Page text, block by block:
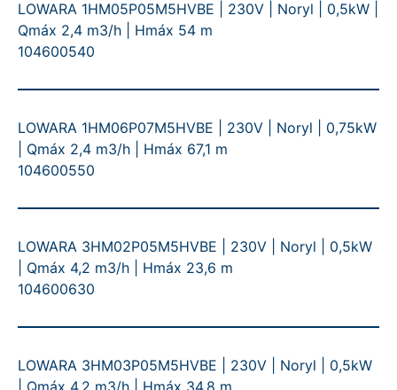
LOWARA 1HM05P05M5HVBE | 230V | Noryl | 0,5kW |
Qmáx 2,4 m3/h | Hmáx 54 m
104600540
LOWARA 1HM06P07M5HVBE | 230V | Noryl | 0,75kW
| Qmáx 2,4 m3/h | Hmáx 67,1 m
104600550
LOWARA 3HM02P05M5HVBE | 230V | Noryl | 0,5kW
| Qmáx 4,2 m3/h | Hmáx 23,6 m
104600630
LOWARA 3HM03P05M5HVBE | 230V | Noryl | 0,5kW
| Qmáx 4,2 m3/h | Hmáx 34,8 m